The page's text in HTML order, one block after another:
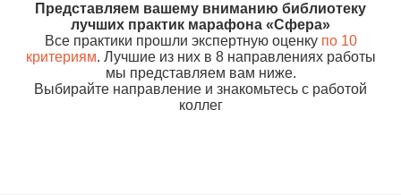
Представляем вашему вниманию библиотеку
лучших практик марафона «Сфера»
Все практики прошли экспертную оценку по 10
критериям. Лучшие из них в 8 направлениях работы
мы представляем вам ниже.
Выбирайте направление и знакомьтесь с работой
коллег